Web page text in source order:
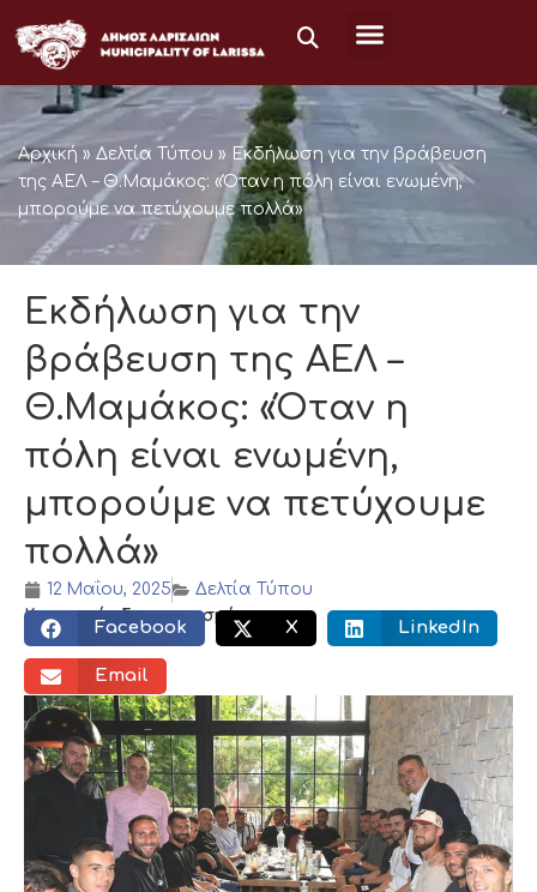
στο
περιεχόμενο
Αρχική » Δελτία Τύπου » Εκδήλωση για την βράβευση
της ΑΕΛ – Θ.Μαμάκος: «Όταν η πόλη είναι ενωμένη,
μπορούμε να πετύχουμε πολλά»
Εκδήλωση για την
βράβευση της ΑΕΛ –
Θ.Μαμάκος: «Όταν η
πόλη είναι ενωμένη,
μπορούμε να πετύχουμε
πολλά»
12 Μαΐου, 2025
Δελτία Τύπου
Κοινωνικός διαμοιρασμός:
Facebook X LinkedIn
Email